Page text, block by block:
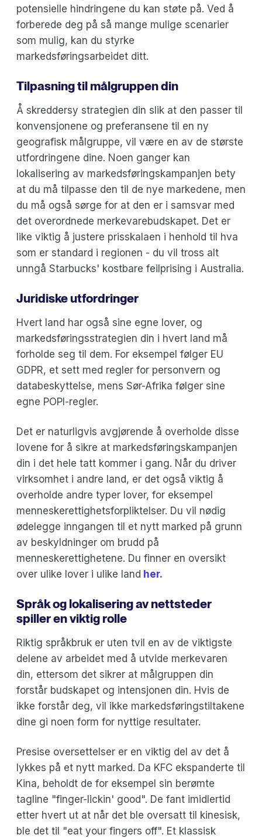
potensielle hindringene du kan støte på. Ved å
forberede deg på så mange mulige scenarier
som mulig, kan du styrke
markedsføringsarbeidet ditt.
Tilpasning til målgruppen din
Å skreddersy strategien din slik at den passer til
konvensjonene og preferansene til en ny
geografisk målgruppe, vil være en av de største
utfordringene dine. Noen ganger kan
lokalisering av markedsføringskampanjen bety
at du må tilpasse den til de nye markedene, men
du må også sørge for at den er i samsvar med
det overordnede merkevarebudskapet. Det er
like viktig å justere prisskalaen i henhold til hva
som er standard i regionen - du vil tross alt
unngå Starbucks' kostbare feilprising i Australia.
Juridiske utfordringer
Hvert land har også sine egne lover, og
markedsføringsstrategien din i hvert land må
forholde seg til dem. For eksempel følger EU
GDPR, et sett med regler for personvern og
databeskyttelse, mens Sør-Afrika følger sine
egne POPI-regler.
Det er naturligvis avgjørende å overholde disse
lovene for å sikre at markedsføringskampanjen
din i det hele tatt kommer i gang. Når du driver
virksomhet i andre land, er det også viktig å
overholde andre typer lover, for eksempel
menneskerettighetsforpliktelser. Du vil nødig
ødelegge inngangen til et nytt marked på grunn
av beskyldninger om brudd på
menneskerettighetene. Du finner en oversikt
over ulike lover i ulike land her.
Språk og lokalisering av nettsteder
spiller en viktig rolle
Riktig språkbruk er uten tvil en av de viktigste
delene av arbeidet med å utvide merkevaren
din, ettersom det sikrer at målgruppen din
forstår budskapet og intensjonen din. Hvis de
ikke forstår deg, vil ikke markedsføringstiltakene
dine gi noen form for nyttige resultater.
Presise oversettelser er en viktig del av det å
lykkes på et nytt marked. Da KFC ekspanderte til
Kina, beholdt de for eksempel sin berømte
tagline "finger-lickin' good". De fant imidlertid
etter hvert ut at når det ble oversatt til kinesisk,
ble det til "eat your fingers off". Et klassisk